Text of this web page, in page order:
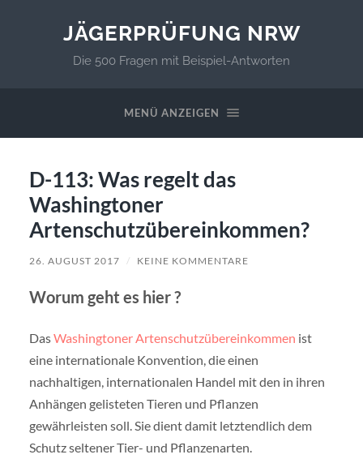
JÄGERPRÜFUNG NRW
Die 500 Fragen mit Beispiel-Antworten
MENÜ ANZEIGEN
D-113: Was regelt das
Washingtoner
Artenschutzübereinkommen?
26. AUGUST 2017 / KEINE KOMMENTARE
Worum geht es hier ?
DasWashingtoner Artenschutzübereinkommen ist
eine internationale Konvention, die einen
nachhaltigen, internationalen Handel mit den in ihren
Anhängen gelisteten Tieren und Pflanzen
gewährleisten soll. Sie dient damit letztendlich dem
Schutz seltener Tier- und Pflanzenarten.